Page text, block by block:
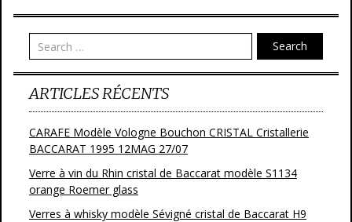
Search
ARTICLES RÉCENTS
CARAFE Modèle Vologne Bouchon CRISTAL Cristallerie
BACCARAT 1995 12MAG 27/07
Verre à vin du Rhin cristal de Baccarat modèle S1134
orange Roemer glass
Verres à whisky modèle Sévigné cristal de Baccarat H9